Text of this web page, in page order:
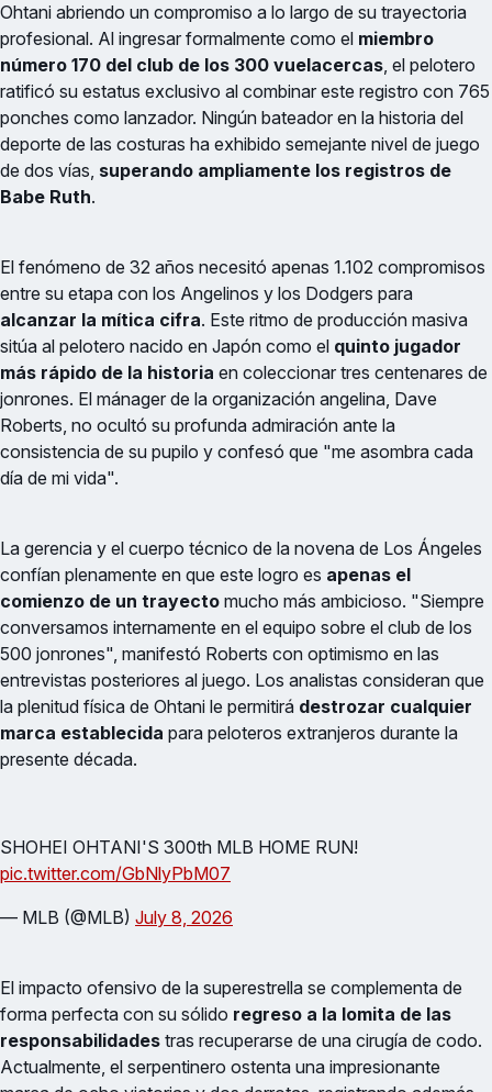
Ohtani abriendo un compromiso a lo largo de su trayectoria
profesional. Al ingresar formalmente como el miembro
número 170 del club de los 300 vuelacercas, el pelotero
ratificó su estatus exclusivo al combinar este registro con 765
ponches como lanzador. Ningún bateador en la historia del
deporte de las costuras ha exhibido semejante nivel de juego
de dos vías, superando ampliamente los registros de
Babe Ruth.
El fenómeno de 32 años necesitó apenas 1.102 compromisos
entre su etapa con los Angelinos y los Dodgers para
alcanzar la mítica cifra. Este ritmo de producción masiva
sitúa al pelotero nacido en Japón como el quinto jugador
más rápido de la historia en coleccionar tres centenares de
jonrones. El mánager de la organización angelina, Dave
Roberts, no ocultó su profunda admiración ante la
consistencia de su pupilo y confesó que "me asombra cada
día de mi vida".
La gerencia y el cuerpo técnico de la novena de Los Ángeles
confían plenamente en que este logro es apenas el
comienzo de un trayecto mucho más ambicioso. "Siempre
conversamos internamente en el equipo sobre el club de los
500 jonrones", manifestó Roberts con optimismo en las
entrevistas posteriores al juego. Los analistas consideran que
la plenitud física de Ohtani le permitirá destrozar cualquier
marca establecida para peloteros extranjeros durante la
presente década.
SHOHEI OHTANI'S 300th MLB HOME RUN!
pic.twitter.com/GbNlyPbM07
— MLB (@MLB) July 8, 2026
El impacto ofensivo de la superestrella se complementa de
forma perfecta con su sólido regreso a la lomita de las
responsabilidades tras recuperarse de una cirugía de codo.
Actualmente, el serpentinero ostenta una impresionante